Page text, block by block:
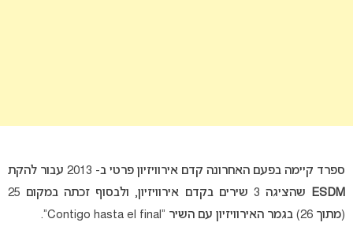
ספרד קיימה בפעם האחרונה קדם אירוויזיון פרטי ב- 2013 עבור להקת
ESDM
שהציגה 3 שירים בקדם אירוויזיון, ולבסוף זכתה במקום 25
(מתוך 26) בגמר האירוויזיון עם השיר “Contigo hasta el final”.